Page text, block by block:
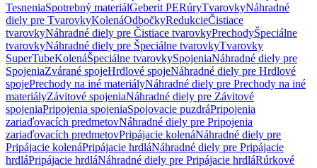
TesneniaSpotrebný materiálGeberit PERúryTvarovkyNáhradné
diely pre TvarovkyKolenáOdbočkyRedukcieČistiace
tvarovkyNáhradné diely pre Čistiace tvarovkyPrechodyŠpeciálne
tvarovkyNáhradné diely pre Špeciálne tvarovkyTvarovky
SuperTubeKolenáŠpeciálne tvarovkySpojeniaNáhradné diely pre
SpojeniaZvárané spojeHrdlové spojeNáhradné diely pre Hrdlové
spojePrechody na iné materiályNáhradné diely pre Prechody na iné
materiályZávitové spojeniaNáhradné diely pre Závitové
spojeniaPripojenia spojeniaSpojovacie puzdráPripojenia
zariaďovacích predmetovNáhradné diely pre Pripojenia
zariaďovacích predmetovPripájacie kolenáNáhradné diely pre
Pripájacie kolenáPripájacie hrdláNáhradné diely pre Pripájacie
hrdláPripájacie hrdláNáhradné diely pre Pripájacie hrdláRúrkové